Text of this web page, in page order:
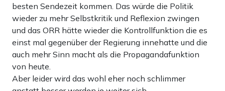
besten Sendezeit kommen. Das würde die Politik
wieder zu mehr Selbstkritik und Reflexion zwingen
und das ORR hätte wieder die Kontrollfunktion die es
einst mal gegenüber der Regierung innehatte und die
auch mehr Sinn macht als die Propagandafunktion
von heute.
Aber leider wird das wohl eher noch schlimmer